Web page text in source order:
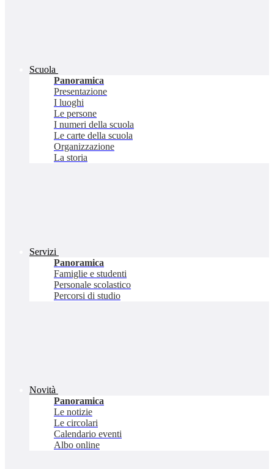
Scuola
Panoramica
Presentazione
I luoghi
Le persone
I numeri della scuola
Le carte della scuola
Organizzazione
La storia
Servizi
Panoramica
Famiglie e studenti
Personale scolastico
Percorsi di studio
Novità
Panoramica
Le notizie
Le circolari
Calendario eventi
Albo online